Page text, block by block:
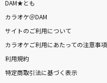
DAM★とも
カラオケ＠DAM
サイトのご利用について
カラオケご利用にあたっての注意事項
利用規約
特定商取引法に基づく表示